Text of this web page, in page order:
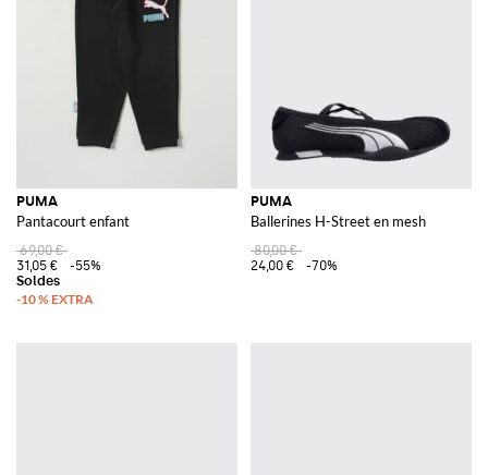
PUMA
Pantacourt enfant
69,00 €
31,05 €
-55%
PUMA
Ballerines H-Street en mesh
80,00 €
24,00 €
-70%